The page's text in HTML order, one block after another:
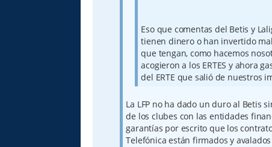
Eso que comentas del Betis y
tienen dinero o han invertido
que tengan, como hacemos
acogieron a los ERTES y ahora
del ERTE que salió de nuestros
La LFP no ha dado un duro al Betis
de los clubes con las entidades
garantías por escrito que los
Telefónica están firmados y